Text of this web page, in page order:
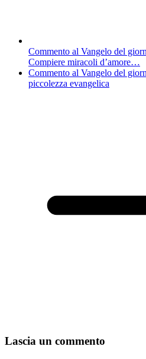
Commento al Vangelo del
Compiere miracoli d’amore…
Commento al Vangelo del
piccolezza evangelica
Lascia un commento